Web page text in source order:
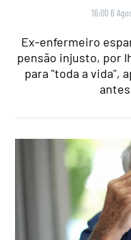
16:00 6
Ex-enfermeiro
pensão injusto, por
para "toda a vida",